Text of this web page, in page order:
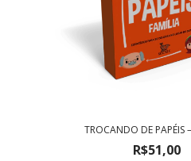
TROCANDO DE PAPÉIS
R$51,00